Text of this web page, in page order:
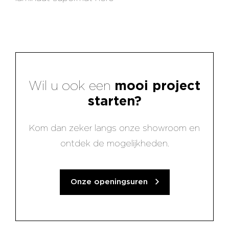
Wil u ook een mooi project
starten?
Kom dan zeker langs onze showroom en
ontdek de mogelijkheden.
Onze openingsuren